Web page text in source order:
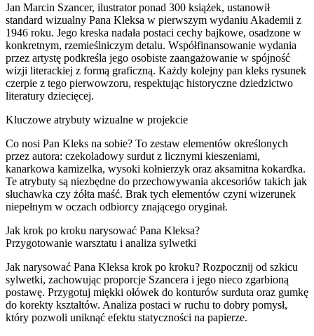
Jan Marcin Szancer, ilustrator ponad 300 książek, ustanowił
standard wizualny Pana Kleksa w pierwszym wydaniu Akademii z
1946 roku. Jego kreska nadała postaci cechy bajkowe, osadzone w
konkretnym, rzemieślniczym detalu. Współfinansowanie wydania
przez artystę podkreśla jego osobiste zaangażowanie w spójność
wizji literackiej z formą graficzną. Każdy kolejny pan kleks rysunek
czerpie z tego pierwowzoru, respektując historyczne dziedzictwo
literatury dziecięcej.
Kluczowe atrybuty wizualne w projekcie
Co nosi Pan Kleks na sobie? To zestaw elementów określonych
przez autora: czekoladowy surdut z licznymi kieszeniami,
kanarkowa kamizelka, wysoki kołnierzyk oraz aksamitna kokardka.
Te atrybuty są niezbędne do przechowywania akcesoriów takich jak
słuchawka czy żółta maść. Brak tych elementów czyni wizerunek
niepełnym w oczach odbiorcy znającego oryginał.
Jak krok po kroku narysować Pana Kleksa?
Przygotowanie warsztatu i analiza sylwetki
Jak narysować Pana Kleksa krok po kroku? Rozpocznij od szkicu
sylwetki, zachowując proporcje Szancera i jego nieco zgarbioną
postawę. Przygotuj miękki ołówek do konturów surduta oraz gumkę
do korekty kształtów. Analiza postaci w ruchu to dobry pomysł,
który pozwoli uniknąć efektu statyczności na papierze.